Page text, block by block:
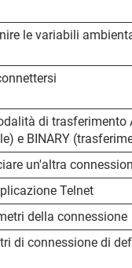
le variabili
di trasferimento
e BINARY
un'altra
Telnet
della connessione
di connessione di